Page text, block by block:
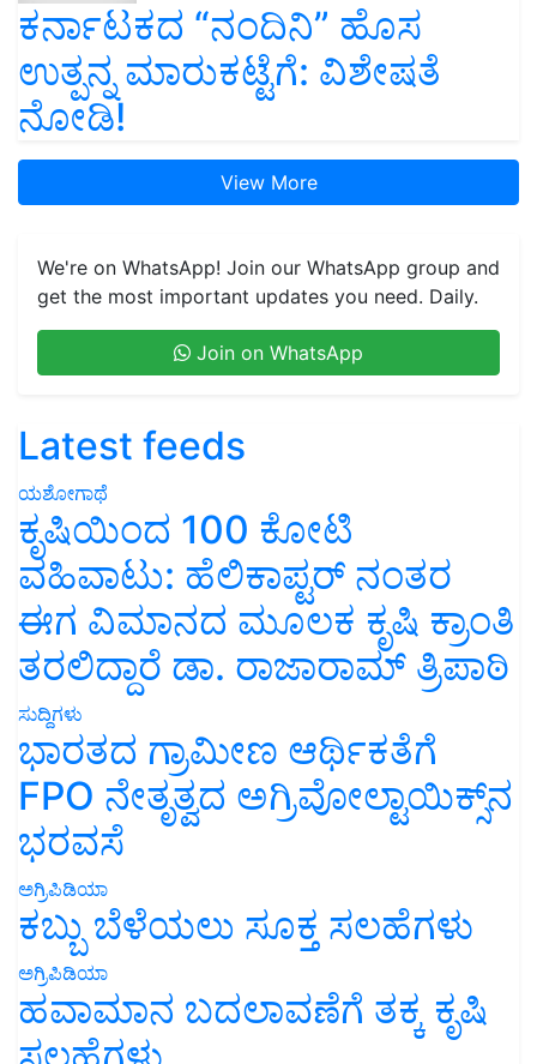
ಕರ್ನಾಟಕದ “ನಂದಿನಿ” ಹೊಸ
ಉತ್ಪನ್ನ ಮಾರುಕಟ್ಟೆಗೆ: ವಿಶೇಷತೆ
ನೋಡಿ!
View More
We're on WhatsApp! Join our WhatsApp group and
get the most important updates you need. Daily.
Join on WhatsApp
Latest feeds
ಯಶೋಗಾಥೆ
ಕೃಷಿಯಿಂದ 100 ಕೋಟಿ
ವಹಿವಾಟು: ಹೆಲಿಕಾಪ್ಟರ್ ನಂತರ
ಈಗ ವಿಮಾನದ ಮೂಲಕ ಕೃಷಿ ಕ್ರಾಂತಿ
ತರಲಿದ್ದಾರೆ ಡಾ. ರಾಜಾರಾಮ್ ತ್ರಿಪಾಠಿ
ಸುದ್ದಿಗಳು
ಭಾರತದ ಗ್ರಾಮೀಣ ಆರ್ಥಿಕತೆಗೆ
FPO ನೇತೃತ್ವದ ಅಗ್ರಿವೋಲ್ಟಾಯಿಕ್ಸ್‌ನ
ಭರವಸೆ
ಅಗ್ರಿಪಿಡಿಯಾ
ಕಬ್ಬು ಬೆಳೆಯಲು ಸೂಕ್ತ ಸಲಹೆಗಳು
ಅಗ್ರಿಪಿಡಿಯಾ
ಹವಾಮಾನ ಬದಲಾವಣೆಗೆ ತಕ್ಕ ಕೃಷಿ
ಸಲಹೆಗಳು